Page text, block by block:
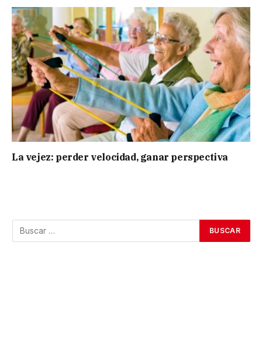
La vejez: perder velocidad, ganar perspectiva